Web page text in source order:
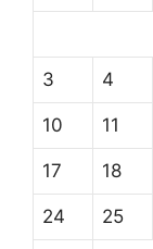
3 4
10 11
17 18
24 25